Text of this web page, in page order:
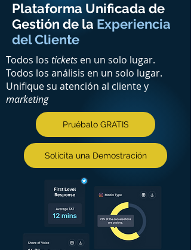
Plataforma Unificada de
Gestión de la Experiencia
del Cliente
Todos los tickets en un solo lugar.
Todos los análisis en un solo lugar.
Unifique su atención al cliente y
marketing
Pruébalo GRATIS
Solicita una Demostración